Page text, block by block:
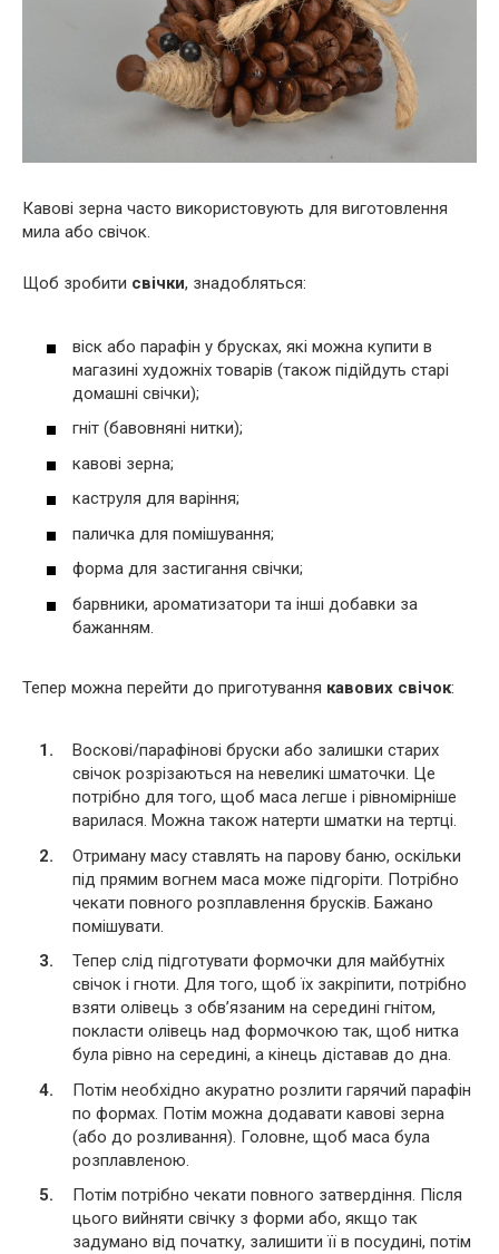
Кавові зерна часто використовують для виготовлення
мила або свічок.
Щоб зробити свічки, знадобляться:
віск або парафін у брусках, які можна купити в
магазині художніх товарів (також підійдуть старі
домашні свічки);
гніт (бавовняні нитки);
кавові зерна;
каструля для варіння;
паличка для помішування;
форма для застигання свічки;
барвники, ароматизатори та інші добавки за
бажанням.
Тепер можна перейти до приготування кавових свічок:
Воскові/парафінові бруски або залишки старих
свічок розрізаються на невеликі шматочки. Це
потрібно для того, щоб маса легше і рівномірніше
варилася. Можна також натерти шматки на тертці.
Отриману масу ставлять на парову баню, оскільки
під прямим вогнем маса може підгоріти. Потрібно
чекати повного розплавлення брусків. Бажано
помішувати.
Тепер слід підготувати формочки для майбутніх
свічок і гноти. Для того, щоб їх закріпити, потрібно
взяти олівець з обв’язаним на середині гнітом,
покласти олівець над формочкою так, щоб нитка
була рівно на середині, а кінець діставав до дна.
Потім необхідно акуратно розлити гарячий парафін
по формах. Потім можна додавати кавові зерна
(або до розливання). Головне, щоб маса була
розплавленою.
Потім потрібно чекати повного затвердіння. Після
цього вийняти свічку з форми або, якщо так
задумано від початку, залишити її в посудині, потім